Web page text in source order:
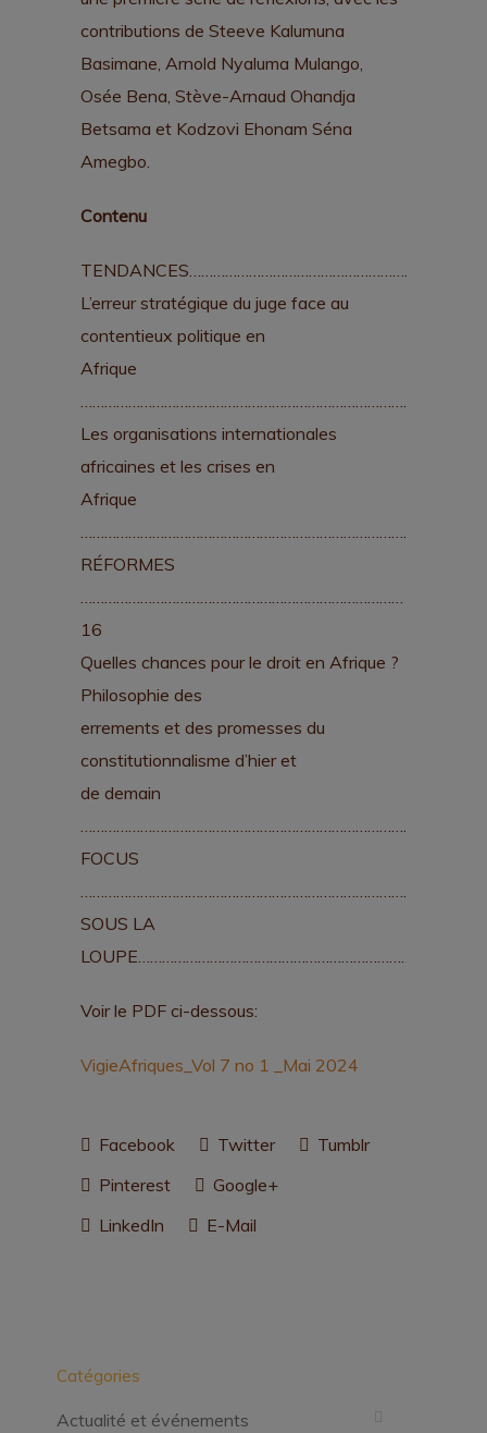
contributions de Steeve Kalumuna
Basimane, Arnold Nyaluma Mulango,
Osée Bena, Stève-Arnaud Ohandja
Betsama et Kodzovi Ehonam Séna
Amegbo.
Contenu
L’erreur stratégique du juge face au
contentieux politique en
Afrique
……………………………………………………………………………..2
Les organisations internationales
africaines et les crises en
Afrique
……………………………………………………………………………..9
RÉFORMES
………………………………………………………………………
16
Quelles chances pour le droit en Afrique ?
Philosophie des
errements et des promesses du
constitutionnalisme d’hier et
de demain
……………………………………………………………………….16
FOCUS
…………………………………………………………………………….28
SOUS LA
LOUPE………………………………………………………………..29
Voir le PDF ci-dessous:
VigieAfriques_Vol 7 no 1 _Mai 2024
Facebook Twitter
Tumblr
Pinterest
Google+
LinkedIn
E-Mail
Catégories
Actualité et événements